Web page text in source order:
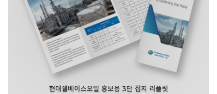
현대쉘베이스오일 홍보용 3단 접지 리플릿